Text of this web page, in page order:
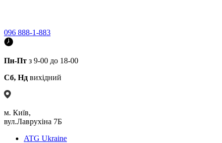
096 888-1-883
Пн-Пт з 9-00 до 18-00
Сб, Нд вихідний
м. Київ,
вул.Лаврухіна 7Б
ATG Ukraine